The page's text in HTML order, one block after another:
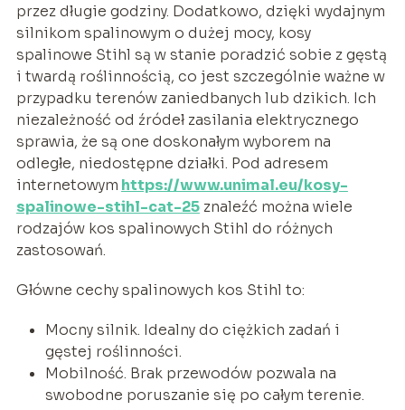
przez długie godziny. Dodatkowo, dzięki wydajnym
silnikom spalinowym o dużej mocy, kosy
spalinowe Stihl są w stanie poradzić sobie z gęstą
i twardą roślinnością, co jest szczególnie ważne w
przypadku terenów zaniedbanych lub dzikich. Ich
niezależność od źródeł zasilania elektrycznego
sprawia, że są one doskonałym wyborem na
odległe, niedostępne działki. Pod adresem
internetowym https://www.unimal.eu/kosy-
spalinowe-stihl-cat-25znaleźć można wiele
rodzajów kos spalinowych Stihl do różnych
zastosowań.
Główne cechy spalinowych kos Stihl to:
Mocny silnik. Idealny do ciężkich zadań i
gęstej roślinności.
Mobilność. Brak przewodów pozwala na
swobodne poruszanie się po całym terenie.